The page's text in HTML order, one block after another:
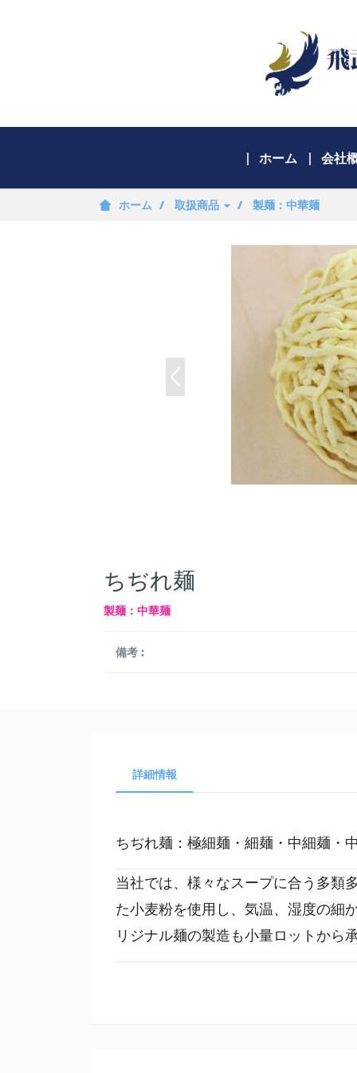
ホーム 会社
ホーム 取扱商品 製麺：中華麺
ちぢれ麺
製麺：中華麺
備考 :
詳細情報
ちぢれ麺：極細麺・細麺・中細麺・
当社では、様々なスープに合う多
た小麦粉を使用し、気温、湿度の
リジナル麺の製造も小量ロットから